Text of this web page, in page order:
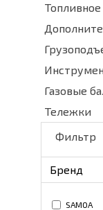
Газовые
Тележки
Фильтр
Бренд
SAMOA